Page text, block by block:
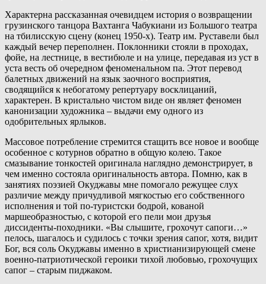
Характерна рассказанная очевидцем история о возвращении
грузинского танцора Вахтанга Чабукиани из Большого театра
на тбилисскую сцену (конец 1950-х). Театр им. Руставели был
каждый вечер переполнен. Поклонники стояли в проходах,
фойе, на лестнице, в вестибюле и на улице, передавая из уст в
уста весть об очередном феноменальном па. Этот перевод
балетных движений на язык заочного восприятия,
сводящийся к небогатому репертуару восклицаний,
характерен. В кристально чистом виде он являет феномен
канонизации художника – выдачи ему одного из
одобрительных ярлыков.
Массовое потребление стремится стащить все новое и вообще
особенное с котурнов обратно в общую колею. Такое
смазывание тонкостей оригинала наглядно демонстрирует, в
чем именно состояла оригинальность автора. Помню, как в
занятиях поэзией Окуджавы мне помогало режущее слух
различие между причудливой мягкостью его собственного
исполнения и той по-туристски бодрой, кованой
маршеобразностью, с которой его пели мои друзья
диссиденты-походники. «Вы слышите, грохочут сапоги…»
пелось, шагалось и судилось с точки зрения сапог, хотя, видит
Бог, вся соль Окуджавы именно в христианизирующей смене
военно-патриотической героики тихой любовью, грохочущих
сапог – старым пиджаком.